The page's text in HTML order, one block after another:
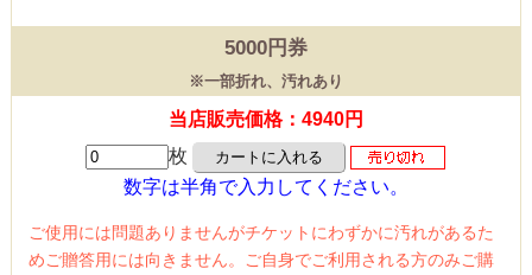
5000円券
※一部折れ、汚れあり
当店販売価格：4940円
枚
数字は半角で入力してください。
ご使用には問題ありませんがチケットにわずかに汚れがあるた
めご贈答用には向きません。ご自身でご利用される方のみご購